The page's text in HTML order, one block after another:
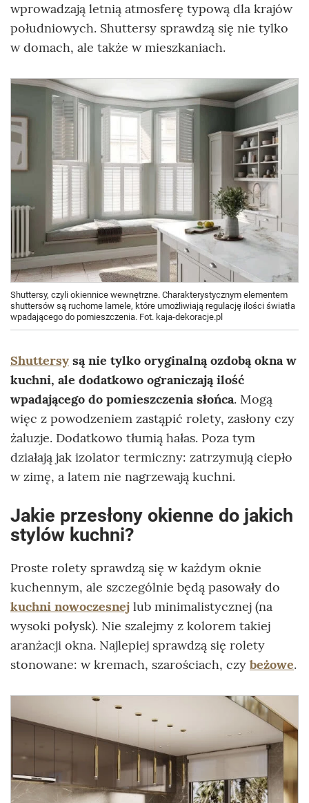
wprowadzają letnią atmosferę typową dla krajów
południowych. Shuttersy sprawdzą się nie tylko
w domach, ale także w mieszkaniach.
Shuttersy, czyli okiennice wewnętrzne. Charakterystycznym elementem
shuttersów są ruchome lamele, które umożliwiają regulację ilości światła
wpadającego do pomieszczenia. Fot. kaja-dekoracje.pl
Shuttersy są nie tylko oryginalną ozdobą okna w
kuchni, ale dodatkowo ograniczają ilość
wpadającego do pomieszczenia słońca. Mogą
więc z powodzeniem zastąpić rolety, zasłony czy
żaluzje. Dodatkowo tłumią hałas. Poza tym
działają jak izolator termiczny: zatrzymują ciepło
w zimę, a latem nie nagrzewają kuchni.
Jakie przesłony okienne do jakich
stylów kuchni?
Proste rolety sprawdzą się w każdym oknie
kuchennym, ale szczególnie będą pasowały do
kuchni nowoczesnej lub minimalistycznej (na
wysoki połysk). Nie szalejmy z kolorem takiej
aranżacji okna. Najlepiej sprawdzą się rolety
stonowane: w kremach, szarościach, czy beżowe.